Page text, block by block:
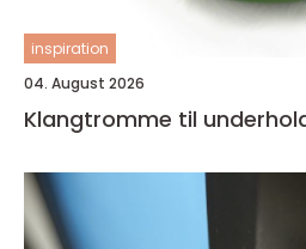
inspiration
04. August 2026
Klangtromme til